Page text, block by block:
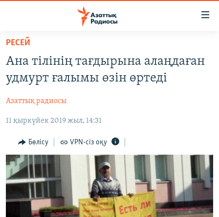
Skip
main
content
Skip
to
Navigation
Search
AZATTYQTV
ҚАҢТАР ОҚИҒАСЫ
АДАМ ҚҰҚЫҚТАРЫ
ӘЛЕУМЕТ
ӘЛЕМ
АРНАЙЫ ЖОБАЛАР
Русский
РЕСЕЙ
Ана тілінің тағдырына алаңдаған
удмурт ғалымы өзін өртеді
Азаттық радиосы
11 қыркүйек 2019 жыл, 14:31
Бөлісу VPN-сіз оқу